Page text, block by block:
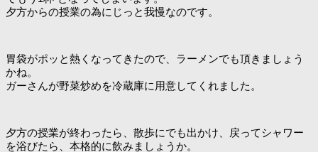
夕方からの授業の為にじっと我慢なのです。
胃袋がポッと熱くなってきたので、ラーメンでも頂きましょう
かね。
ガーさんが野菜炒めを冷蔵庫に用意してくれました。
夕方の授業が終わったら、散歩にでも出かけ、戻ってシャワー
を浴びたら、本格的に飲みましょうか。